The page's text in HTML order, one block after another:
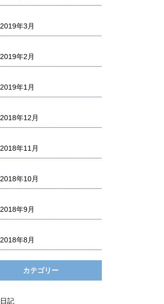
2019年3月
2019年2月
2019年1月
2018年12月
2018年11月
2018年10月
2018年9月
2018年8月
カテゴリー
日記